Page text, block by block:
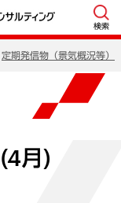
検索
定期発信物（景気概況等）
月)